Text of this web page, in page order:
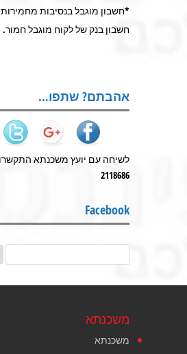
*חשבון מוגבל בנסיבות מחמירות
חשבון בנק של לקוח מוגבל חמור.
אהבתם? שתפו…
2118686
Facebook
משכנתא
משכנתא